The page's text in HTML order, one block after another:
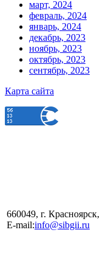
март, 2024
февраль, 2024
январь, 2024
декабрь, 2023
ноябрь, 2023
октябрь, 2023
сентябрь, 2023
Карта сайта
660049, г.
E-mail:info@sibgii.ru